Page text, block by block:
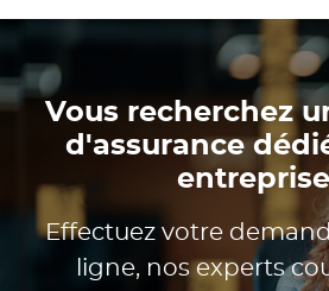
Vous recherchez
d'assurance
Effectuez votre
ligne, nos experts